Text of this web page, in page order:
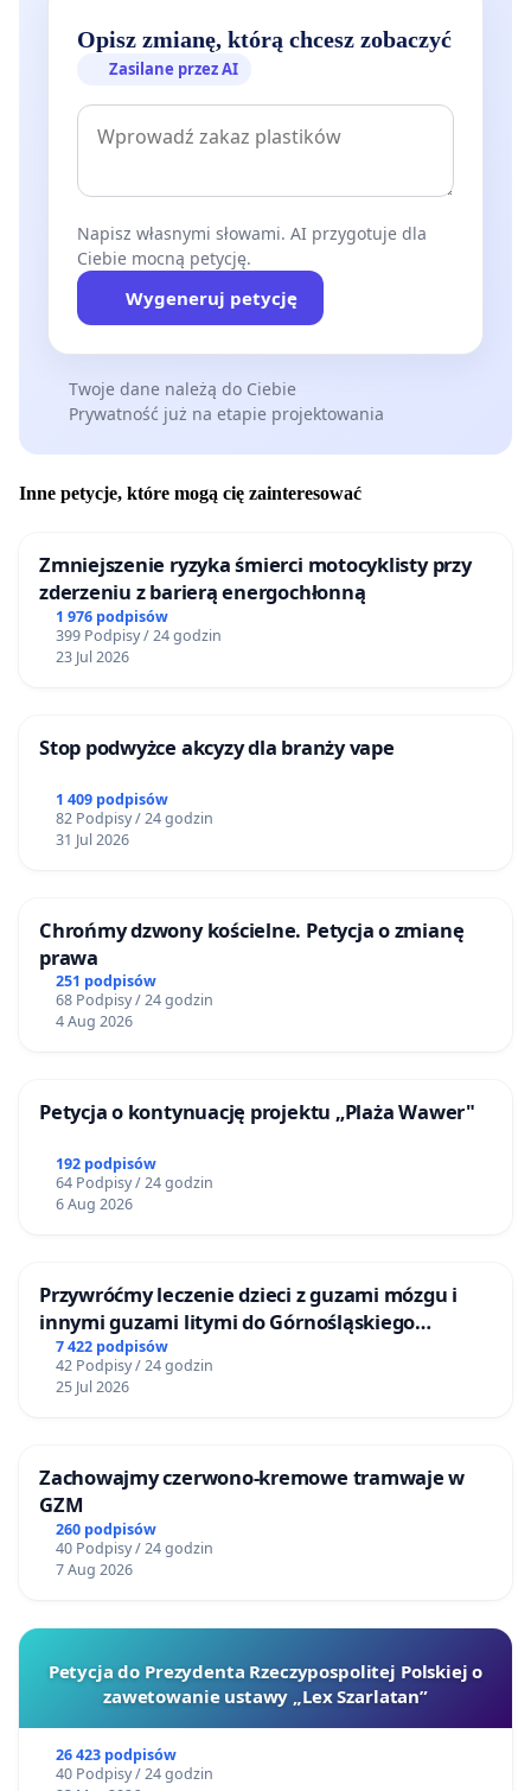
Opisz zmianę, którą chcesz zobaczyć
Zasilane przez AI
Napisz własnymi słowami. AI przygotuje dla
Ciebie mocną petycję.
Wygeneruj petycję
Twoje dane należą do Ciebie
Prywatność już na etapie projektowania
Inne petycje, które mogą cię zainteresować
Zmniejszenie ryzyka śmierci motocyklisty przy
zderzeniu z barierą energochłonną
1 976 podpisów
399 Podpisy / 24 godzin
23 Jul 2026
Stop podwyżce akcyzy dla branży vape
1 409 podpisów
82 Podpisy / 24 godzin
31 Jul 2026
Chrońmy dzwony kościelne. Petycja o zmianę
prawa
251 podpisów
68 Podpisy / 24 godzin
4 Aug 2026
Petycja o kontynuację projektu „Plaża Wawer"
192 podpisów
64 Podpisy / 24 godzin
6 Aug 2026
Przywróćmy leczenie dzieci z guzami mózgu i
innymi guzami litymi do Górnośląskiego
Centrum Zdrowia Dziecka w Katowicach
7 422 podpisów
42 Podpisy / 24 godzin
25 Jul 2026
Zachowajmy czerwono-kremowe tramwaje w
GZM
260 podpisów
40 Podpisy / 24 godzin
7 Aug 2026
Petycja do Prezydenta Rzeczypospolitej Polskiej o
zawetowanie ustawy „Lex Szarlatan”
26 423 podpisów
40 Podpisy / 24 godzin